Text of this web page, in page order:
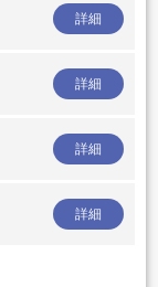
詳細
詳細
詳細
詳細